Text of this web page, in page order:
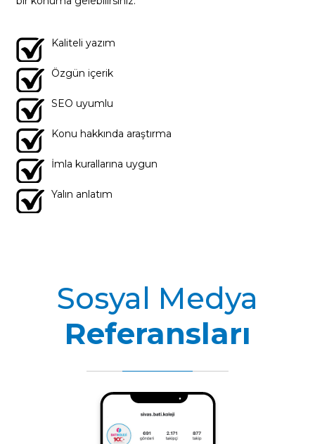
Kaliteli yazım
Özgün içerik
SEO uyumlu
Konu hakkında araştırma
İmla kurallarına uygun
Yalın anlatım
Sosyal Medya
Referansları